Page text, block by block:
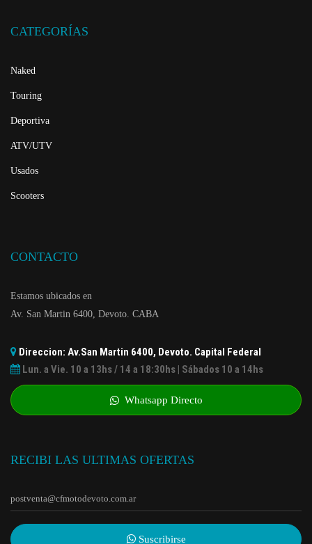
CATEGORÍAS
Naked
Touring
Deportiva
ATV/UTV
Usados
Scooters
CONTACTO
Estamos ubicados en
Av. San Martin 6400, Devoto. CABA
Direccion: Av.San Martin 6400, Devoto. Capital Federal
Lun. a Vie. 10 a 13hs / 14 a 18:30hs | Sábados 10 a 14hs
Whatsapp Directo
RECIBI LAS ULTIMAS OFERTAS
Suscribirse